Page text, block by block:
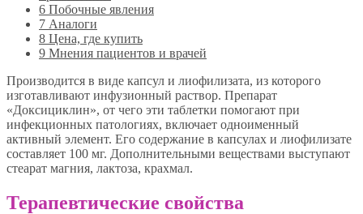
6 Побочные явления
7 Аналоги
8 Цена, где купить
9 Мнения пациентов и врачей
Производится в виде капсул и лиофилизата, из которого
изготавливают инфузионный раствор. Препарат
«Доксициклин», от чего эти таблетки помогают при
инфекционных патологиях, включает одноименный
активный элемент. Его содержание в капсулах и лиофилизате
составляет 100 мг. Дополнительными веществами выступают
стеарат магния, лактоза, крахмал.
Терапевтические свойства